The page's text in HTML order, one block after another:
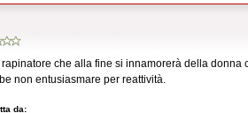
che alla fine si innamorerà della
non entusiasmare per reattività.
da: